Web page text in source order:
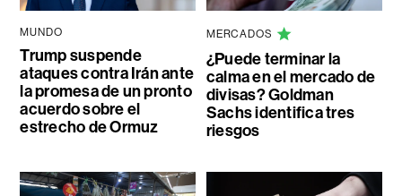
MUNDO
Trump suspende
ataques contra Irán ante
la promesa de un pronto
acuerdo sobre el
estrecho de Ormuz
MERCADOS
¿Puede terminar la
calma en el mercado de
divisas? Goldman
Sachs identifica tres
riesgos